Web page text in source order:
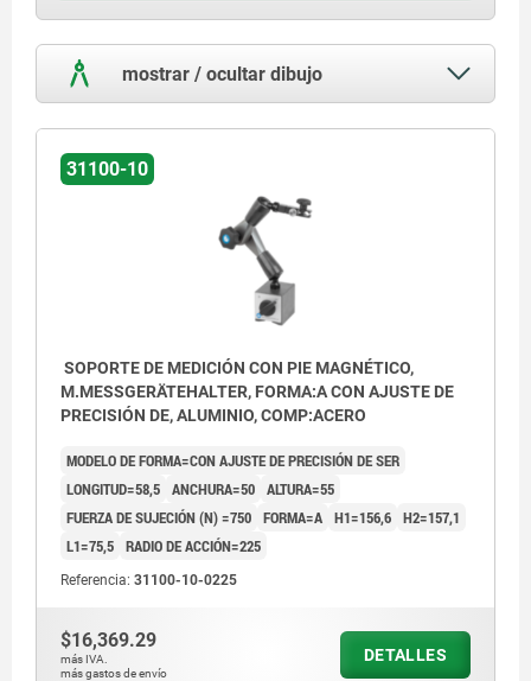
mostrar / ocultar dibujo
31100-10
SOPORTE DE MEDICIÓN CON PIE MAGNÉTICO,
M.MESSGERÄTEHALTER, FORMA:A CON AJUSTE DE
PRECISIÓN DE, ALUMINIO, COMP:ACERO
MODELO DE FORMA=CON AJUSTE DE PRECISIÓN DE SER
LONGITUD=58,5 ANCHURA=50 ALTURA=55
FUERZA DE SUJECIÓN (N) =750 FORMA=A H1=156,6 H2=157,1
L1=75,5 RADIO DE ACCIÓN=225
Referencia: 31100-10-0225
$16,369.29
más IVA.
más gastos de envío
DETALLES